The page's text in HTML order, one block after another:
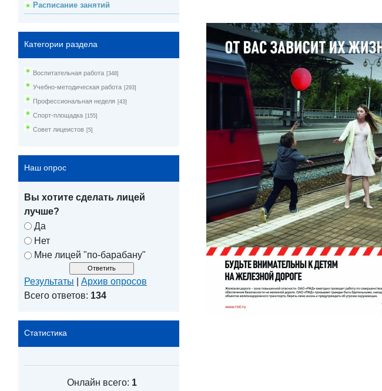
Расписание занятий
Категории раздела
Воспитательная работа [348]
Учебно-методическая работа [293]
Профессиональная неделя [43]
Спорт-площадка [155]
Совет лицеистов [5]
Наш опрос
Вы хотите сделать лицей
лучше?
Да
Нет
Мне лицей "по-барабану"
Результаты
Архив опросов
Всего ответов: 134
Статистика
Онлайн всего: 1